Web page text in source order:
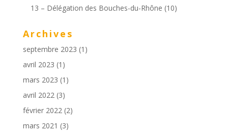
13 – Délégation des Bouches-du-Rhône (10)
Archives
septembre 2023 (1)
avril 2023 (1)
mars 2023 (1)
avril 2022 (3)
février 2022 (2)
mars 2021 (3)